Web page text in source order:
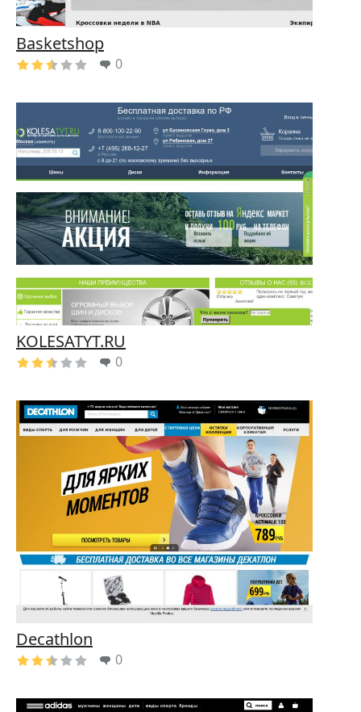
Basketshop
0
KOLESATYT.RU
0
Decathlon
0